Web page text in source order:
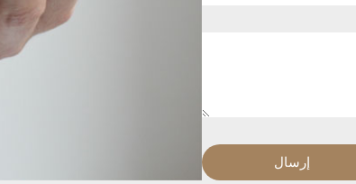
إرسال